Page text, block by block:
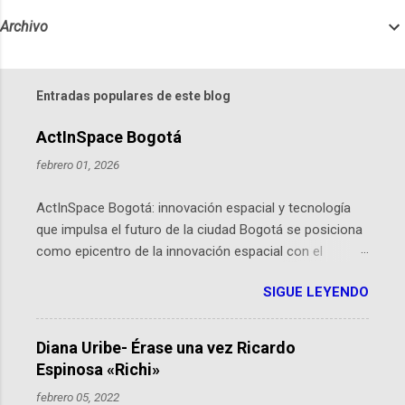
Archivo
Entradas populares de este blog
ActInSpace Bogotá
febrero 01, 2026
ActInSpace Bogotá: innovación espacial y tecnología
que impulsa el futuro de la ciudad Bogotá se posiciona
como epicentro de la innovación espacial con el
hackathon global que convierte tecnologías de la
Agencia Espacial Europea en soluciones prácticas para
la vida cotidiana. Este evento, organizado por el
Planetario de Bogotá del Idartes y la Universidad de los
Andes, reúne a expertos como el presidente de Airbus
SIGUE LEYENDO
Diana Uribe- Érase una vez Ricardo
Espinosa «Richi»
febrero 05, 2022